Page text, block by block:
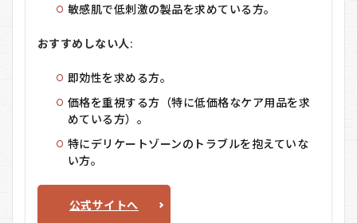
敏感肌で低刺激の製品を求めている方。
おすすめしない人:
即効性を求める方。
価格を重視する方（特に低価格なケア用品を求
めている方）。
特にデリケートゾーンのトラブルを抱えていな
い方。
公式サイトへ